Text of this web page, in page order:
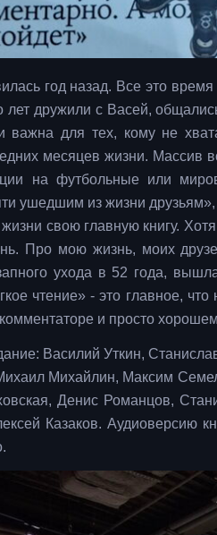
год назад. Все это
дружили с Васей,
важна для тех, кому не
месяцев жизни. Массив
на футбольные или
ушедшим из жизни
свою главную книгу.
Про мою жизнь, моих
ухода в 52 года,
чтение» - это главное,
и просто
Василий Уткин,
Михайлин, Максим
Денис Романцов,
Казаков. Аудиоверсию